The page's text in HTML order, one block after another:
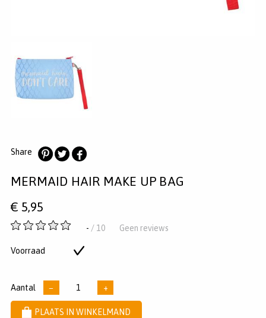
REGISTREREN
HELP
Share
op
op
op
MERMAID HAIR MAKE UP BAG
€ 5,95
-
5
- / 10 Geen reviews
Voorraad
Aantal − +
PLAATS IN WINKELMAND